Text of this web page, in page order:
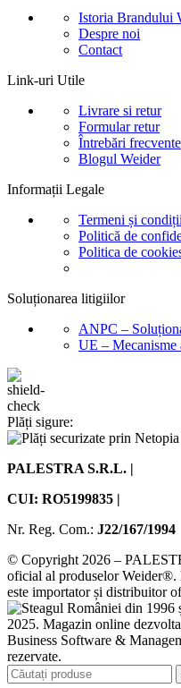
Istoria Brandului
Despre noi
Contact
Link-uri Utile
Livrare si retur
Formular retur
Întrebări frecvente
Blogul Weider
Informații Legale
Termeni și condiții
Politică de
Politica de
Soluționarea litigiilor
ANPC –
UE – Mecanisme
Plăți sigure:
PALESTRA S.R.L. |
CUI: RO5199835 |
Nr. Reg. Com.: J22/167/1994
© Copyright 2026 –
oficial al produselor
este importator și distribuitor
din 1996
2025. Magazin online
Business Software &
rezervate.